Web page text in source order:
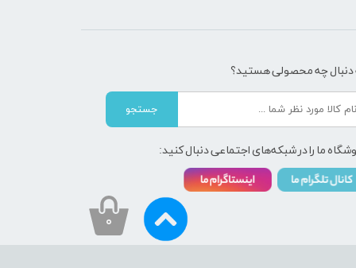
دنبال چه محصولی هستید؟
جستجو
ما را در شبکه‌های اجتماعی دنبال کنید:
۰